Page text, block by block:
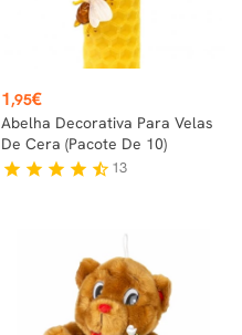
Preço
1,95€
Abelha Decorativa Para Velas
De Cera (pacote De 10)
star star star star star_half 13